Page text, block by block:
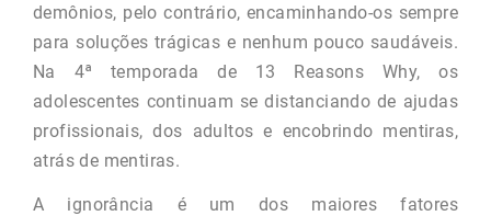
demônios, pelo contrário, encaminhando-os sempre
para soluções trágicas e nenhum pouco saudáveis.
Na 4ª temporada de 13 Reasons Why, os
adolescentes continuam se distanciando de ajudas
profissionais, dos adultos e encobrindo mentiras,
atrás de mentiras.
A ignorância é um dos maiores fatores